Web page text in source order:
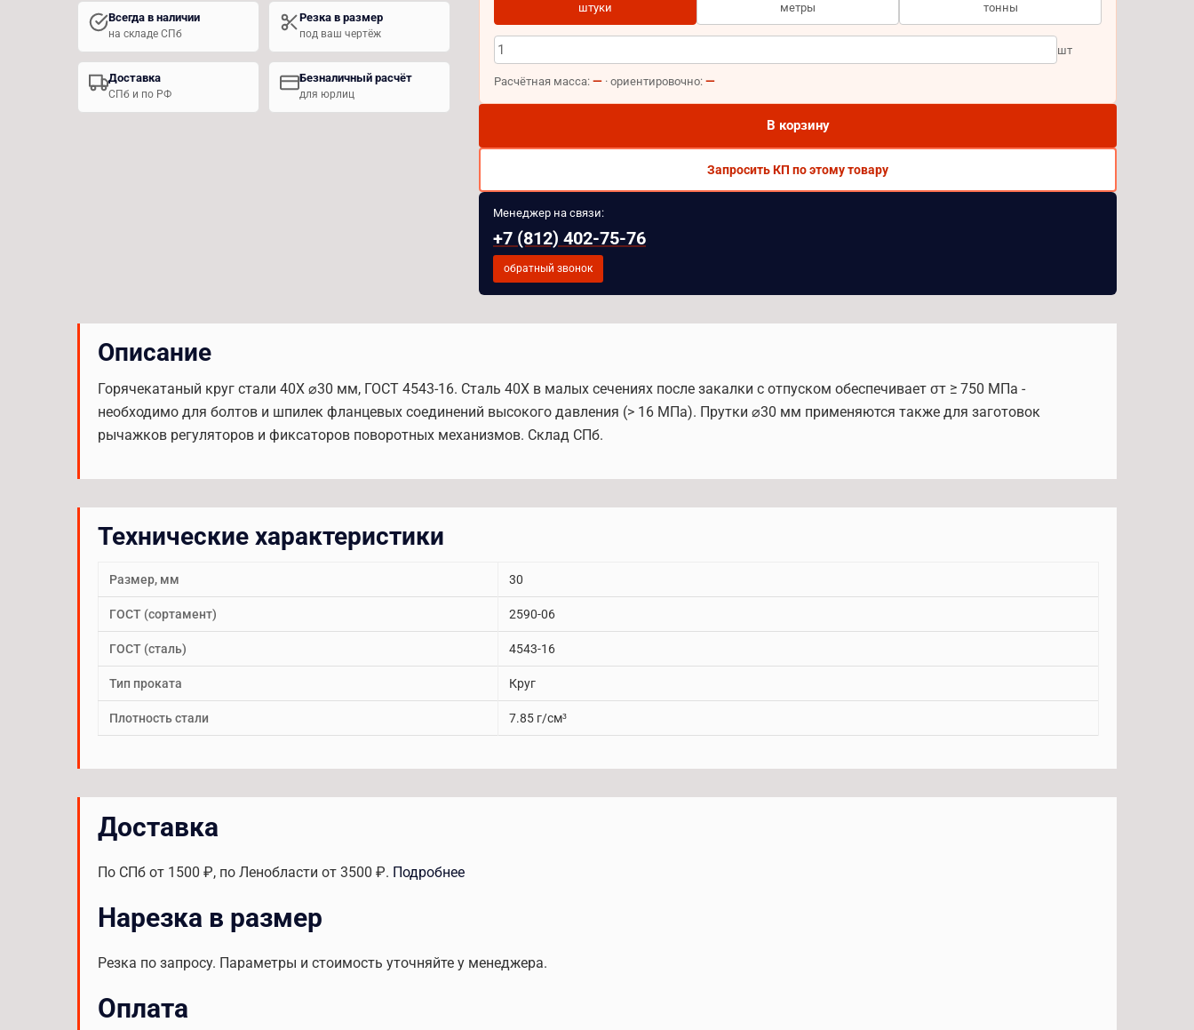
Всегда в наличии
на складе СПб
Резка в размер
под ваш чертёж
Доставка
СПб и по РФ
Безналичный расчёт
для юрлиц
штуки метры тонны
шт
Расчётная масса: — · ориентировочно: —
В корзину
Запросить КП по этому товару
Менеджер на связи:
+7 (812) 402-75-76
обратный звонок
Описание
Горячекатаный круг стали 40Х ⌀30 мм, ГОСТ 4543-16. Сталь 40Х в малых сечениях после закалки с отпуском обеспечивает σт ≥ 750 МПа -
необходимо для болтов и шпилек фланцевых соединений высокого давления (> 16 МПа). Прутки ⌀30 мм применяются также для заготовок
рычажков регуляторов и фиксаторов поворотных механизмов. Склад СПб.
Технические характеристики
Размер, мм 30
ГОСТ (сортамент) 2590-06
ГОСТ (сталь) 4543-16
Тип проката Круг
Плотность стали 7.85 г/см³
Доставка
По СПб от 1500 ₽, по Ленобласти от 3500 ₽. Подробнее
Нарезка в размер
Резка по запросу. Параметры и стоимость уточняйте у менеджера.
Оплата